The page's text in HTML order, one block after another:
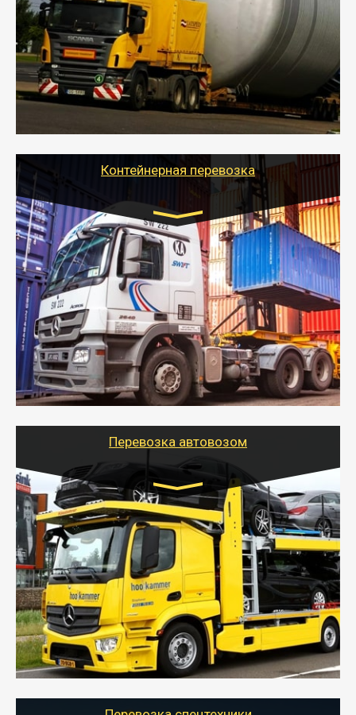
- Перевозка техники и негабаритных грузов
осуществляется после получения разрешения на
перевозку (обычно 7-14 дней).
- Тайгер Логистик в короткие сроки поможет вам
качественно и безопасно перевезти негабаритные
грузы по всей России тралом, манипулятором и
другим транспортом и подобрать оптимальный
Контейнерная перевозка
Цена за км. Рассчитывается
индивидуально
- Контейнерные грузоперевозки на специальном
оборудованном транспорте быстро, качественно и
безопасно.
- Наша транспортная компания поможет
организовать доставку в порт и из порта
стандартных контейнеров на контейнеровозе,
шаландах и площадках (открытых кузовах),
используя надежные крепления.
Перевозка автовозом
Цена за км. Рассчитывается
индивидуально
- Перевозка автовозом от Тайгер Логистик – это
быстрый и безопасный способ доставить несколько
легковых автомобилей за одну поездку в другой
город.
- Наша транспортная компания организует доставку
машин автовозом, подобрав оптимальный маршрут с
учетом всех особенности по пути следования.